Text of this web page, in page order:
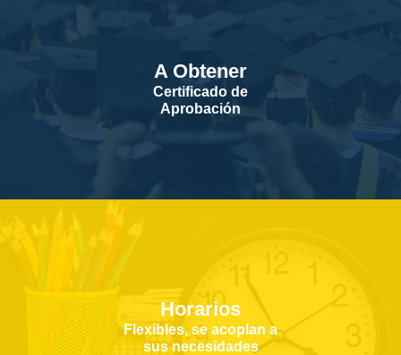
A Obtener
Certificado de
Aprobación
Horarios
Flexibles, se acoplan a
sus necesidades